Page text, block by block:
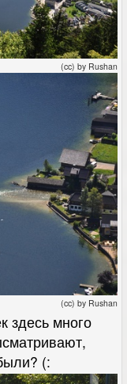
(cc) by Rushan
(cc) by Rushan
здесь много
(: